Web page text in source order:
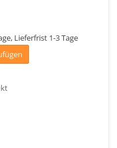
Lieferfrist 1-3 Tage